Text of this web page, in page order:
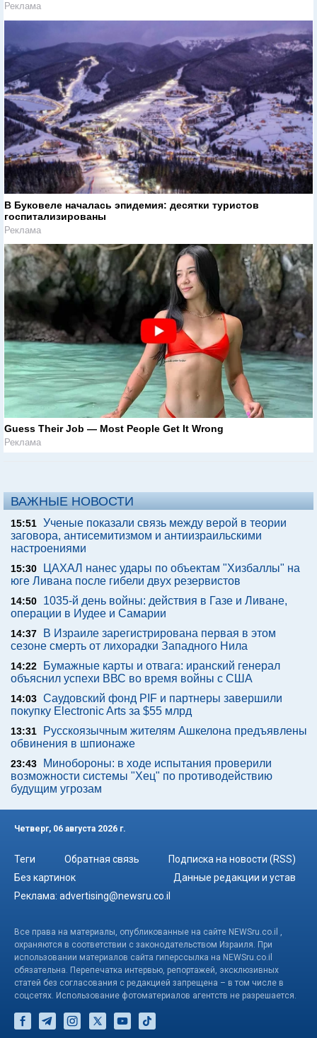
Реклама
В Буковеле началась эпидемия: десятки туристов
госпитализированы
Реклама
Guess Their Job — Most People Get It Wrong
Реклама
ВАЖНЫЕ НОВОСТИ
15:51 Ученые показали связь между верой в теории
заговора, антисемитизмом и антиизраильскими
настроениями
15:30
ЦАХАЛ нанес удары по объектам "Хизбаллы" на
юге Ливана после гибели двух резервистов
14:50
1035-й день войны: действия в Газе и Ливане,
операции в Иудее и Самарии
14:37
В Израиле зарегистрирована первая в этом
сезоне смерть от лихорадки Западного Нила
14:22
Бумажные карты и отвага: иранский генерал
объяснил успехи ВВС во время войны с США
14:03 Саудовский фонд PIF и партнеры завершили
покупку Electronic Arts за $55 млрд
13:31
Русскоязычным жителям Ашкелона предъявлены
обвинения в шпионаже
23:43
Минобороны: в ходе испытания проверили
возможности системы "Хец" по противодействию
будущим угрозам
Четверг, 06 августа 2026 г.
Теги Обратная связь
Подписка на новости (RSS)
Без картинок
Данные редакции и устав
Реклама: advertising@newsru.co.il
Все права на материалы, опубликованные на сайте NEWSru.co.il ,
охраняются в соответствии с законодательством Израиля. При
использовании материалов сайта гиперссылка на NEWSru.co.il
обязательна. Перепечатка интервью, репортажей, эксклюзивных
статей без согласования с редакцией запрещена – в том числе в
соцсетях. Использование фотоматериалов агентств не разрешается.